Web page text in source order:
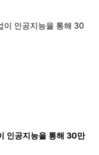
인공지능을 통해 30만